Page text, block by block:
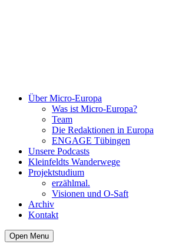
Über Micro-Europa
Was ist Micro-Europa?
Team
Die Redaktionen in Europa
ENGAGE Tübingen
Unsere Podcasts
Kleinfeldts Wanderwege
Projektstudium
erzählmal.
Visionen und O-Saft
Archiv
Kontakt
Open Menu